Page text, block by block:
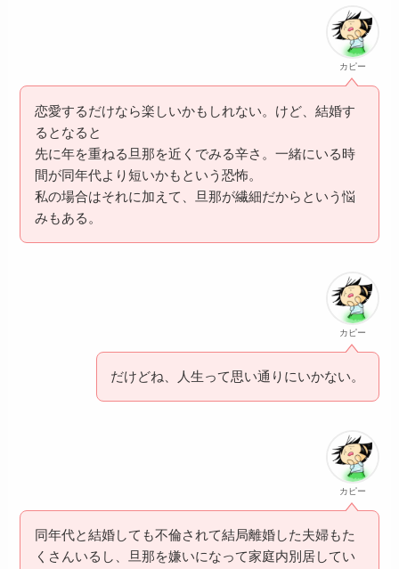
カピー
恋愛するだけなら楽しいかもしれない。けど、結婚す
るとなると
先に年を重ねる旦那を近くでみる辛さ。一緒にいる時
間が同年代より短いかもという恐怖。
私の場合はそれに加えて、旦那が繊細だからという悩
みもある。
カピー
だけどね、人生って思い通りにいかない。
カピー
同年代と結婚しても不倫されて結局離婚した夫婦もた
くさんいるし、旦那を嫌いになって家庭内別居してい